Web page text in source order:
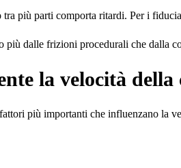
più parti comporta ritardi. Per i
dalle frizioni procedurali che dalla
la velocità della
più importanti che influenzano la